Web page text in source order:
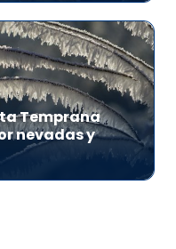
Temprana
nevadas y